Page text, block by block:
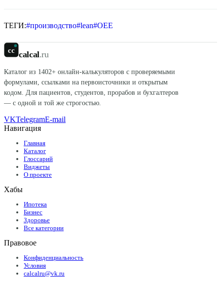
ТЕГИ:#производство#lean#OEE
cc calcal.ru
Каталог из 1402+ онлайн-калькуляторов с проверяемыми
формулами, ссылками на первоисточники и открытым
кодом. Для пациентов, студентов, прорабов и бухгалтеров
— с одной и той же строгостью.
VKTelegramE-mail
Навигация
Главная
Каталог
Глоссарий
Виджеты
О проекте
Хабы
Ипотека
Бизнес
Здоровье
Все категории
Правовое
Конфиденциальность
Условия
calcalru@vk.ru